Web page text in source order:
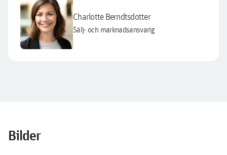
Charlotte Berndtsdotter
Sälj- och marknadsansvarig
Bilder